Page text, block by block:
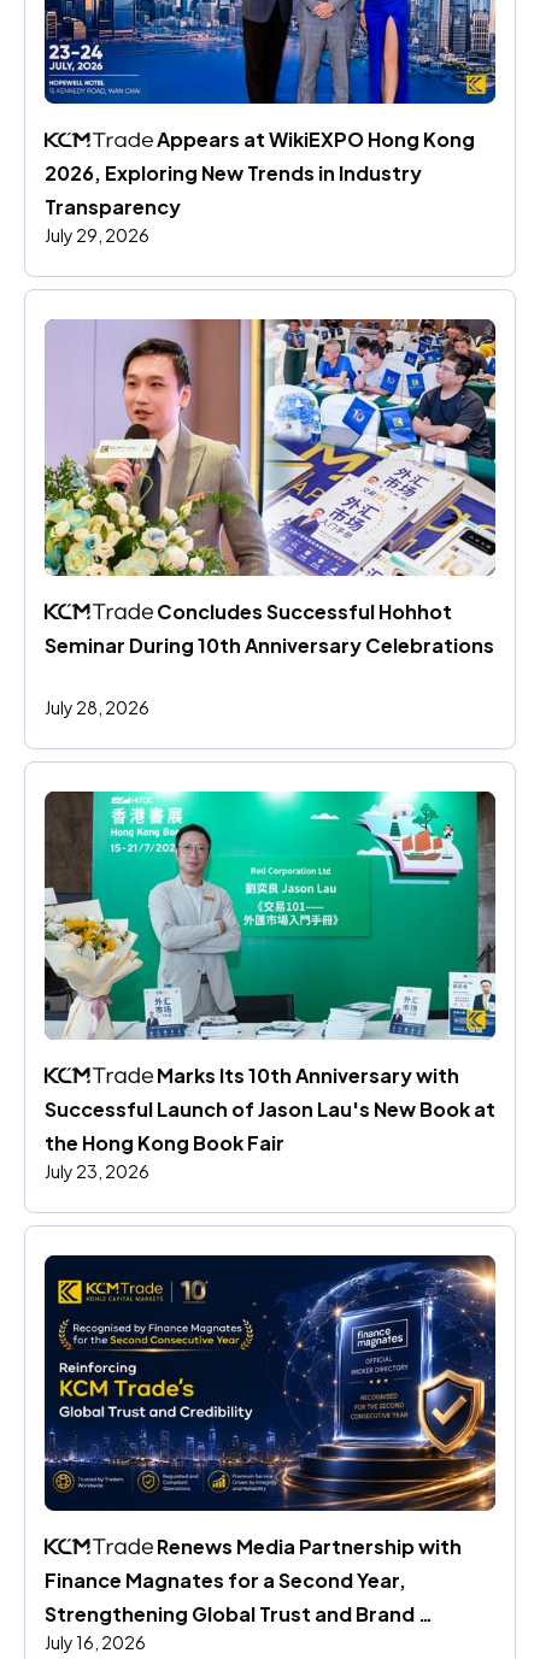
Appears at WikiEXPO Hong Kong
2026, Exploring New Trends in Industry
Transparency
July 29, 2026
Concludes Successful Hohhot
Seminar During 10th Anniversary Celebrations
July 28, 2026
Marks Its 10th Anniversary with
Successful Launch of Jason Lau's New Book at
the Hong Kong Book Fair
July 23, 2026
Renews Media Partnership with
Finance Magnates for a Second Year,
Strengthening Global Trust and Brand
Credibility
July 16, 2026